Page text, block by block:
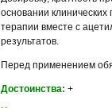
основании
терапии вместе с
результатов.
Перед применением
Достоинства: +